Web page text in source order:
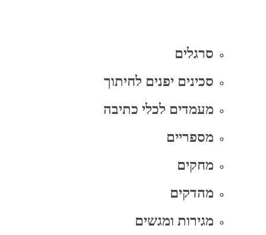
סרגלים
סכינים יפנים לחיתוך
מעמדים לכלי כתיבה
מספריים
מחקים
מהדקים
מגירות ומגשים